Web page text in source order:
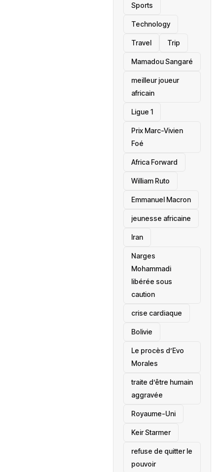
Sports
Technology
Travel Trip
Mamadou Sangaré
meilleur joueur
africain
Ligue 1
Prix Marc-Vivien
Foé
‎Africa Forward
William Ruto
Emmanuel Macron
jeunesse africaine
‎Iran
Narges
Mohammadi
libérée sous
caution
crise cardiaque
‎Bolivie
Le procès d’Evo
Morales
traite d’être humain
aggravée
‎Royaume-Uni
Keir Starmer
refuse de quitter le
pouvoir